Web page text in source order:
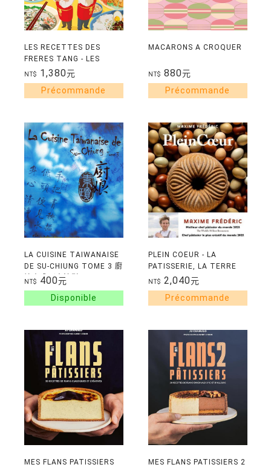
LES RECETTES DES
FRERES TANG - LES
PIONNIERS DES
EPICERIES ASIATIQUES
EN FRANCE
NT$ 1,380元
MACARONS A CROQUER
NT$ 880元
LA CUISINE TAIWANAISE
DE SU-CHIUNG TOME 3 廚
娘素瓊3(中法對
照/FRANCAIS-CHINOIS)
NT$ 400元
PLEIN COEUR - LA
PATISSERIE, LA TERRE
ET LES HOMMES : 60
RECETTES ET
REPORTAGES DE NOTRE
NT$ 2,040元
MES FLANS PATISSIERS MES FLANS PATISSIERS 2